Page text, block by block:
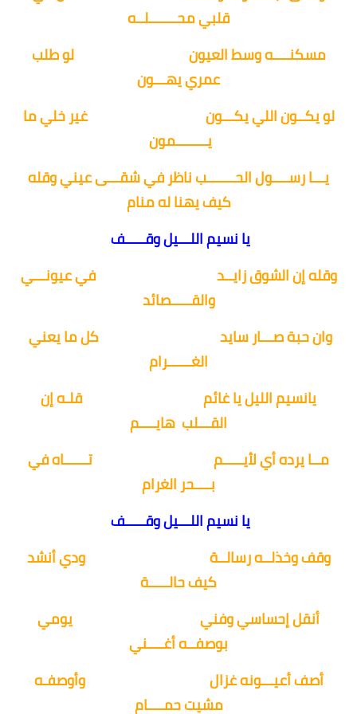
بلوكات الأشخاص
بلوكات القطاعات
بلوكات السلالم
بلوكات الأبواب والشبابيك
قلبي محـــــــلــه
مسكنــــه وسط العيون
لو طلب
عمري يهـــون
لو يكــون اللي يكـــون
غير خلي ما
يــــــــمون
يـــا رســــول الحـــــــب ناظر في شقـــى عيني وقله
كيف يهنا له منام
يا نسيم اللـــيل وقـــــف
وقله إن الشوق زايــد
في عيونـــي
والقـــــصائد
وان حبة صـــار سايد
كل ما يعني
الغــــــرام
يانسيم الليل يا غائم
قلـه إن
القـــلب هايــــم
مــا يرده أي لأيـــــم
تــــــاه في
بــــحر الغرام
يا نسيم اللـــيل وقـــــف
وقف وخذلــه رسالــة
ودي أنشد
كيف حالـــــة
أنقل إحساسي وفني
يومي
بوصفــه أغــــني
أصف أعيـــونه غزال
وأوصفـه
مشيت حمــــام